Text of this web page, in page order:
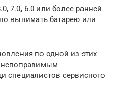
7.0, 6.0 или более ранней
вынимать батарею или
по одной из этих
непоправимым
специалистов сервисного